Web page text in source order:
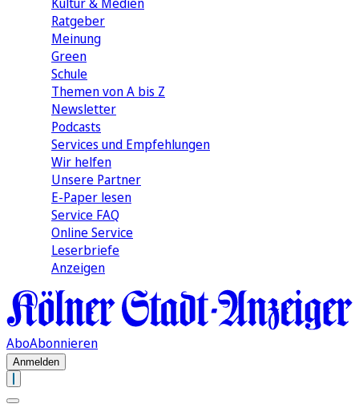
Ratgeber
Meinung
Green
Schule
Themen von A bis Z
Newsletter
Podcasts
Services und Empfehlungen
Wir helfen
Unsere Partner
E-Paper lesen
Service FAQ
Online Service
Leserbriefe
Anzeigen
AboAbonnieren
Anmelden